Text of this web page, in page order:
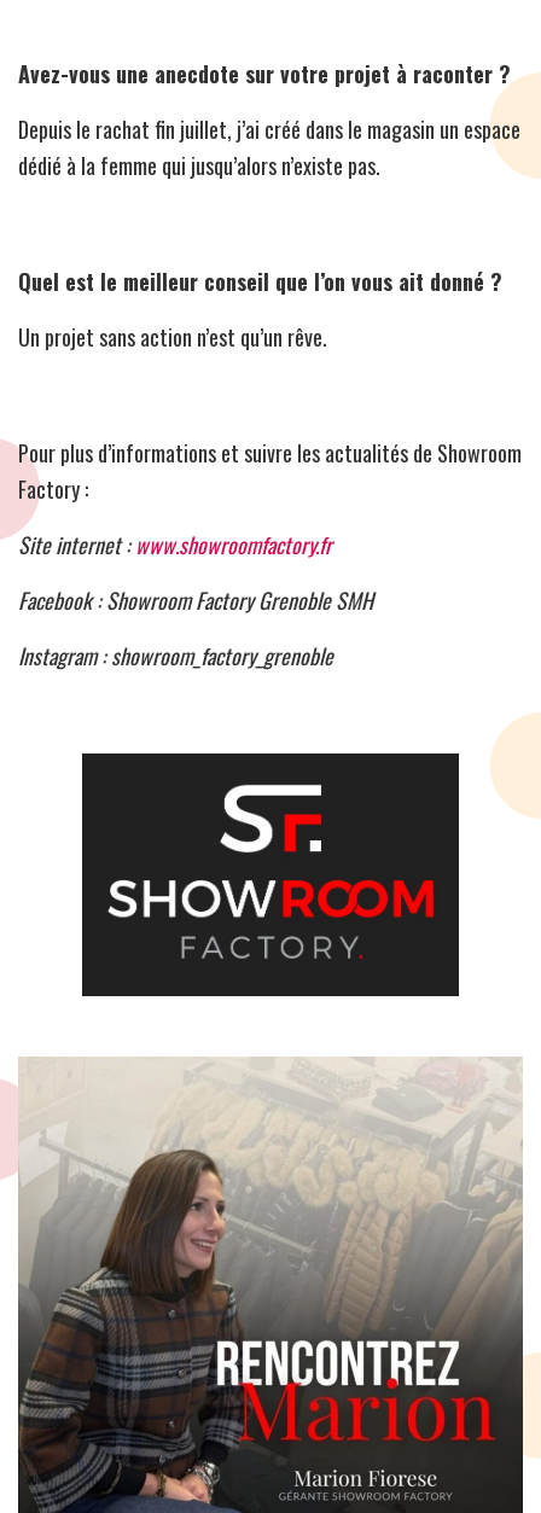
Avez-vous une anecdote sur votre projet à raconter ?
Depuis le rachat fin juillet, j’ai créé dans le magasin un espace
dédié à la femme qui jusqu’alors n’existe pas.
Quel est le meilleur conseil que l’on vous ait donné ?
Un projet sans action n’est qu’un rêve.
Pour plus d’informations et suivre les actualités de Showroom
Factory :
Site internet :www.showroomfactory.fr
Facebook : Showroom Factory Grenoble SMH
Instagram : showroom_factory_grenoble